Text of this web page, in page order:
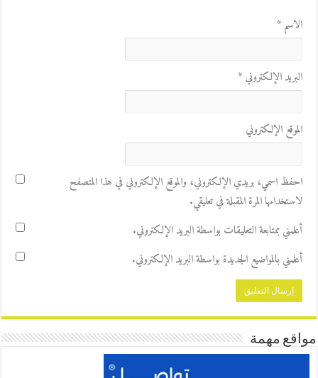
الاسم*
البريد الإلكتروني*
الموقع الإلكتروني
احفظ اسمي، بريدي الإلكتروني، والموقع الإلكتروني في هذا المتصفح
لاستخدامها المرة المقبلة في تعليقي.
أعلمني بمتابعة التعليقات بواسطة البريد الإلكتروني.
أعلمني بالمواضيع الجديدة بواسطة البريد الإلكتروني.
مواقع مهمة